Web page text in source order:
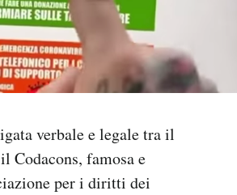
verbale e legale tra il
Codacons, famosa e
per i diritti dei